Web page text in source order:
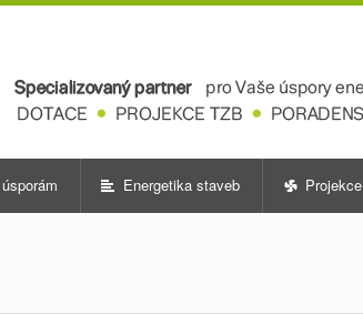
Energetika staveb Projekce